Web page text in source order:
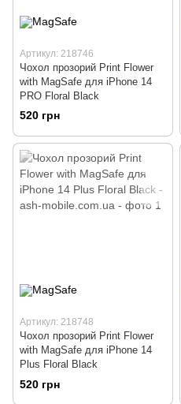
Артикул: 218746
Чохол прозорий Print Flower
with MagSafe для iPhone 14
PRO Floral Black
520 грн
Артикул: 218748
Чохол прозорий Print Flower
with MagSafe для iPhone 14
Plus Floral Black
520 грн